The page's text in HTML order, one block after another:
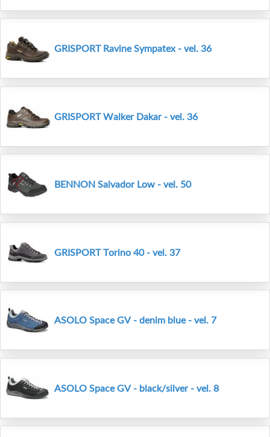
GRISPORT Ravine Sympatex - vel. 36
GRISPORT Walker Dakar - vel. 36
BENNON Salvador Low - vel. 50
GRISPORT Torino 40 - vel. 37
ASOLO Space GV - denim blue - vel. 7
ASOLO Space GV - black/silver - vel. 8